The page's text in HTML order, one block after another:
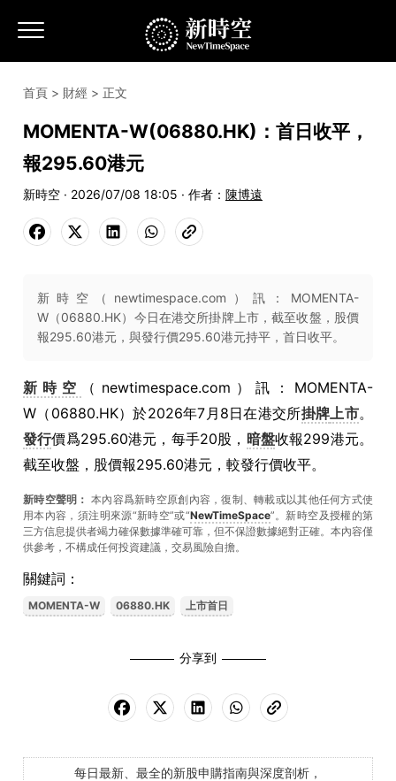
首頁 > 財經 > 正文
MOMENTA-W(06880.HK)：首日收平，
報295.60港元
新時空 · 2026/07/08 18:05 · 作者： 陳博遠
新時空（newtimespace.com）訊：MOMENTA-
W（06880.HK）今日在港交所掛牌上市，截至收盤，股價
報295.60港元，與發行價295.60港元持平，首日收平。
新時空
（newtimespace.com）訊：MOMENTA-
W（06880.HK）於2026年7月8日在港交所掛牌上市。
發行價爲295.60港元，每手20股， 暗盤收報299港元。
截至收盤，股價報295.60港元，較發行價收平。
新時空聲明： 本內容爲新時空原創內容，復制、轉載或以其他任何方式使
用本內容，須注明來源“新時空”或“NewTimeSpace”。新時空及授權的第
三方信息提供者竭力確保數據準確可靠，但不保證數據絕對正確。本內容僅
供參考，不構成任何投資建議，交易風險自擔。
關鍵詞：
MOMENTA-W 06880.HK 上市首日
分享到
每日最新、最全的新股申購指南與深度剖析，